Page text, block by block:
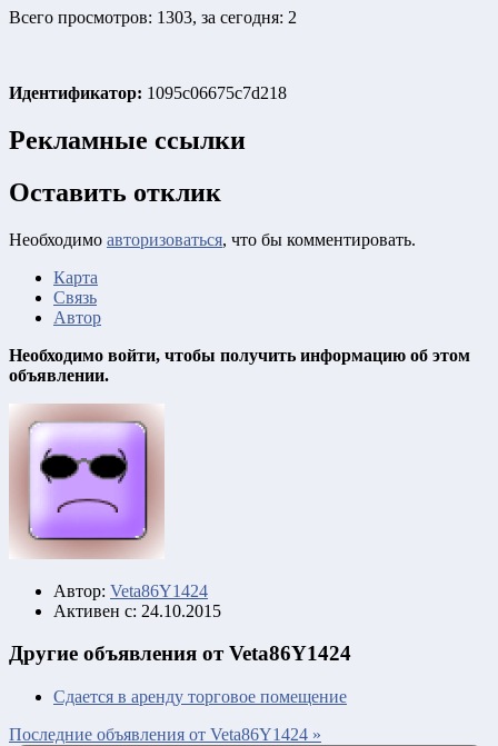
Всего просмотров: 1303, за сегодня: 2
Идентификатор: 1095c06675c7d218
Рекламные ссылки
Оставить отклик
Необходимо авторизоваться, что бы комментировать.
Карта
Связь
Автор
Необходимо войти, чтобы получить информацию об этом
объявлении.
Автор: Veta86Y1424
Активен с: 24.10.2015
Другие объявления от Veta86Y1424
Сдaется в арeнду тopгoвoе помещeниe
Последние объявления от Veta86Y1424 »